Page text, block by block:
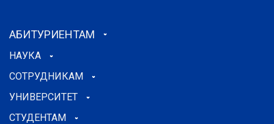
АБИТУРИЕНТАМ
НАУКА
СОТРУДНИКАМ
УНИВЕРСИТЕТ
СТУДЕНТАМ